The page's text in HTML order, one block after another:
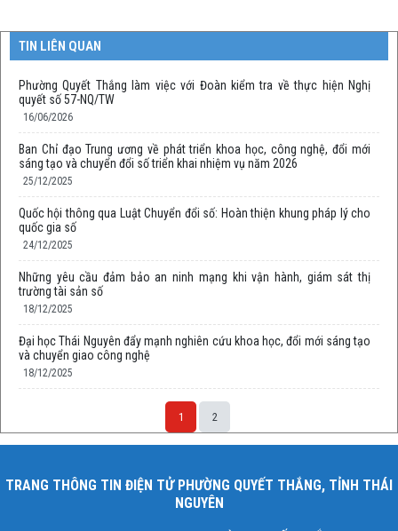
TIN LIÊN QUAN
Phường Quyết Thắng làm việc với Đoàn kiểm tra về thực hiện Nghị
quyết số 57-NQ/TW
16/06/2026
Ban Chỉ đạo Trung ương về phát triển khoa học, công nghệ, đổi mới
sáng tạo và chuyển đổi số triển khai nhiệm vụ năm 2026
25/12/2025
Quốc hội thông qua Luật Chuyển đổi số: Hoàn thiện khung pháp lý cho
quốc gia số
24/12/2025
Những yêu cầu đảm bảo an ninh mạng khi vận hành, giám sát thị
trường tài sản số
18/12/2025
Đại học Thái Nguyên đẩy mạnh nghiên cứu khoa học, đổi mới sáng tạo
và chuyển giao công nghệ
18/12/2025
1 2
TRANG THÔNG TIN ĐIỆN TỬ PHƯỜNG QUYẾT THẮNG, TỈNH THÁI
NGUYÊN